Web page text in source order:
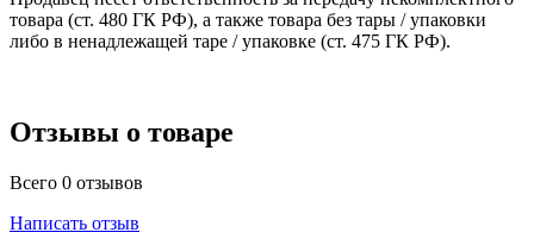
товара (ст. 480 ГК РФ), а также товара без тары / упаковки
либо в ненадлежащей таре / упаковке (ст. 475 ГК РФ).
Отзывы о товаре
Всего 0 отзывов
Написать отзыв